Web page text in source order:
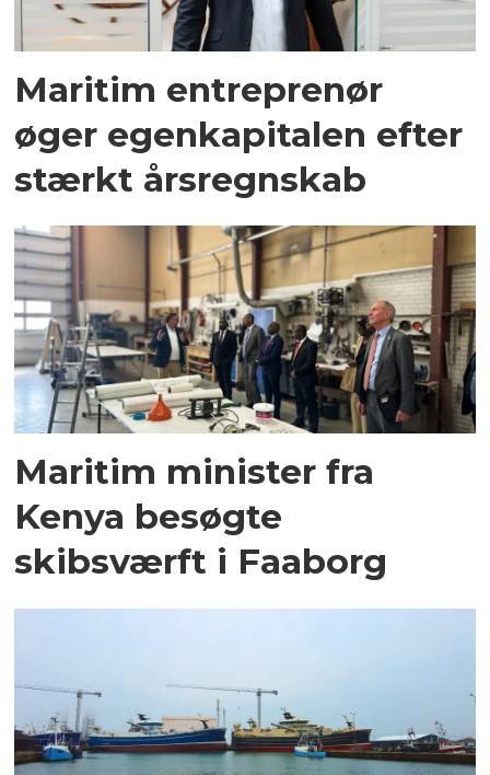
Maritim entreprenør
øger egenkapitalen efter
stærkt årsregnskab
Maritim minister fra
Kenya besøgte
skibsværft i Faaborg